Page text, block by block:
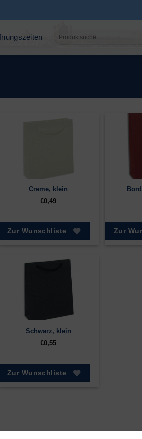
Suchen
Creme, klein
€0,49
Zur Wunschliste Zur
Schwarz, klein
€0,55
Zur Wunschliste